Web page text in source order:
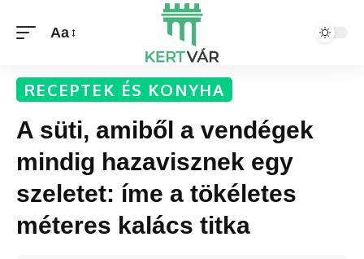
Aa
RECEPTEK ÉS KONYHA
A süti, amiből a vendégek
mindig hazavisznek egy
szeletet: íme a tökéletes
méteres kalács titka